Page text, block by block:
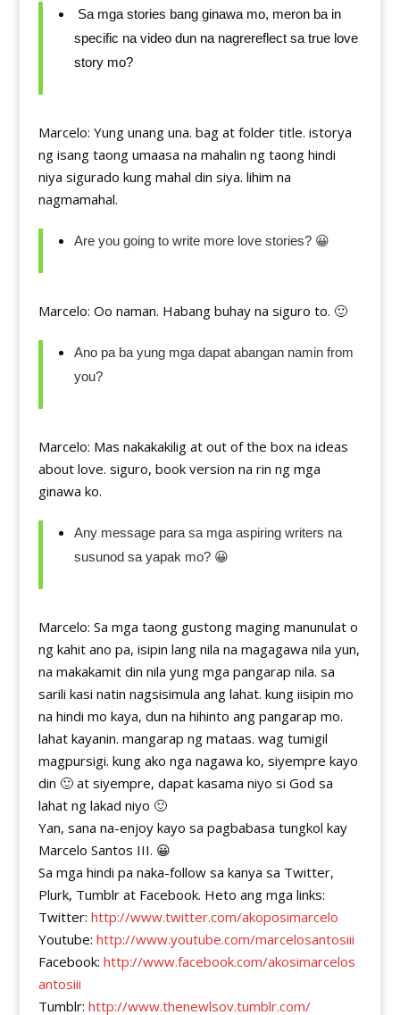
Sa mga stories bang ginawa mo, meron ba in
specific na video dun na nagrereflect sa true love
story mo?
Marcelo: Yung unang una. bag at folder title. istorya
ng isang taong umaasa na mahalin ng taong hindi
niya sigurado kung mahal din siya. lihim na
nagmamahal.
Are you going to write more love stories? 😀
Marcelo: Oo naman. Habang buhay na siguro to. 🙂
Ano pa ba yung mga dapat abangan namin from
you?
Marcelo: Mas nakakakilig at out of the box na ideas
about love. siguro, book version na rin ng mga
ginawa ko.
Any message para sa mga aspiring writers na
susunod sa yapak mo? 😀
Marcelo: Sa mga taong gustong maging manunulat o
ng kahit ano pa, isipin lang nila na magagawa nila yun,
na makakamit din nila yung mga pangarap nila. sa
sarili kasi natin nagsisimula ang lahat. kung iisipin mo
na hindi mo kaya, dun na hihinto ang pangarap mo.
lahat kayanin. mangarap ng mataas. wag tumigil
magpursigi. kung ako nga nagawa ko, siyempre kayo
din 🙂 at siyempre, dapat kasama niyo si God sa
lahat ng lakad niyo 🙂
Yan, sana na-enjoy kayo sa pagbabasa tungkol kay
Marcelo Santos III. 😀
Sa mga hindi pa naka-follow sa kanya sa Twitter,
Plurk, Tumblr at Facebook. Heto ang mga links:
Twitter: http://www.twitter.com/akoposimarcelo
Youtube: http://www.youtube.com/marcelosantosiii
Facebook: http://www.facebook.com/akosimarcelos
antosiii
Tumblr: http://www.thenewlsov.tumblr.com/